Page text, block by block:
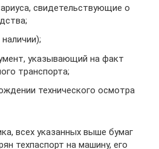
свидетельствующие о
указывающий на факт
транспорта;
технического осмотра
всех указанных выше бумаг
техпаспорт на машину, его